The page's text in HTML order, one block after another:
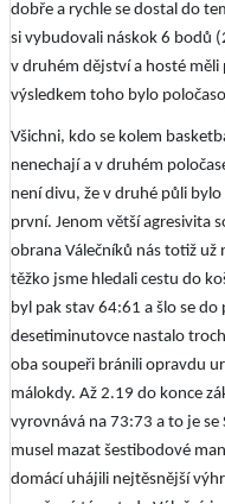
dobře a rychle se dostal do
si vybudovali náskok 6 bodů
v druhém dějství a hosté
výsledkem toho bylo
Všichni, kdo se kolem
nenechají a v druhém
není divu, že v druhé půli
první. Jenom větší agresivita
obrana Válečníků nás totiž už
těžko jsme hledali cestu do
byl pak stav 64:61 a šlo se
desetiminutovce nastalo
oba soupeři bránili opravdu
málokdy. Až 2.19 do konce
vyrovnává na 73:73 a to je se
musel mazat šestibodové
domácí uhájili nejtěsnější